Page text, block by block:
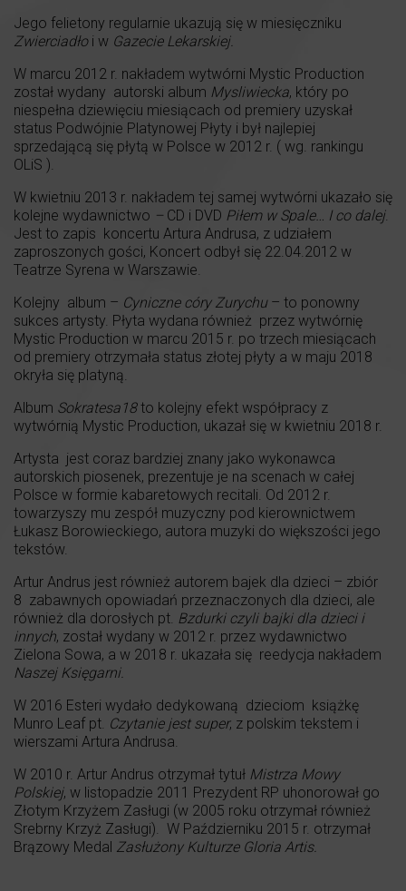
Jego felietony regularnie ukazują się w miesięczniku
Zwierciadłoi w Gazecie Lekarskiej.
W marcu 2012 r. nakładem wytwórni Mystic Production
został wydany autorski album Mysliwiecka, który po
niespełna dziewięciu miesiącach od premiery uzyskał
status Podwójnie Platynowej Płyty i był najlepiej
sprzedającą się płytą w Polsce w 2012 r. ( wg. rankingu
OLiS ).
W kwietniu 2013 r. nakładem tej samej wytwórni ukazało się
kolejne wydawnictwo – CD i DVD Piłem w Spale… I co dalej.
Jest to zapis koncertu Artura Andrusa, z udziałem
zaproszonych gości, Koncert odbył się 22.04.2012 w
Teatrze Syrena w Warszawie.
Kolejny album – Cyniczne córy Zurychu– to ponowny
sukces artysty. Płyta wydana również przez wytwórnię
Mystic Production w marcu 2015 r. po trzech miesiącach
od premiery otrzymała status złotej płyty a w maju 2018
okryła się platyną.
Album Sokratesa18to kolejny efekt współpracy z
wytwórnią Mystic Production, ukazał się w kwietniu 2018 r.
Artysta jest coraz bardziej znany jako wykonawca
autorskich piosenek, prezentuje je na scenach w całej
Polsce w formie kabaretowych recitali. Od 2012 r.
towarzyszy mu zespół muzyczny pod kierownictwem
Łukasz Borowieckiego, autora muzyki do większości jego
tekstów.
Artur Andrus jest również autorem bajek dla dzieci – zbiór
8 zabawnych opowiadań przeznaczonych dla dzieci, ale
również dla dorosłych pt. Bzdurki czyli bajki dla dzieci i
innych, został wydany w 2012 r. przez wydawnictwo
Zielona Sowa, a w 2018 r. ukazała się reedycja nakładem
Naszej Księgarni.
W 2016 Esteri wydało dedykowaną dzieciom książkę
Munro Leaf pt. Czytanie jest super, z polskim tekstem i
wierszami Artura Andrusa.
W 2010 r. Artur Andrus otrzymał tytuł Mistrza Mowy
Polskiej, w listopadzie 2011 Prezydent RP uhonorował go
Złotym Krzyżem Zasługi (w 2005 roku otrzymał również
Srebrny Krzyż Zasługi). W Październiku 2015 r. otrzymał
Brązowy Medal Zasłużony Kulturze Gloria Artis.